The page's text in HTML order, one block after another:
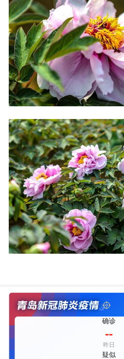
确诊
--
昨日
疑似